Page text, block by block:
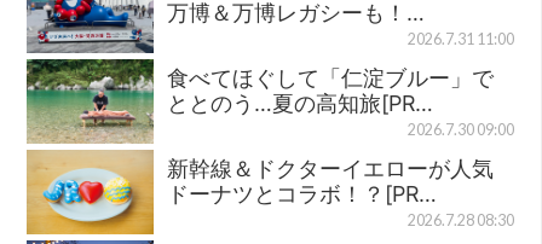
万博＆万博レガシーも！…
2026.7.31 11:00
食べてほぐして「仁淀ブルー」で
ととのう…夏の高知旅[PR…
2026.7.30 09:00
新幹線＆ドクターイエローが人気
ドーナツとコラボ！？[PR…
2026.7.28 08:30